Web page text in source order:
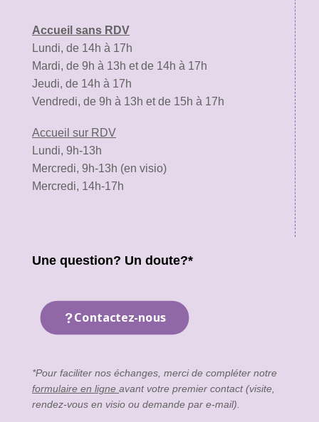
Accueil sans RDV
Lundi, de 14h à 17h
Mardi, de 9h à 13h et de 14h à 17h
Jeudi, de 14h à 17h
Vendredi, de 9h à 13h et de 15h à 17h
Accueil sur RDV
Lundi, 9h-13h
Mercredi, 9h-13h (en visio)
Mercredi, 14h-17h
Une question? Un doute?*
Contactez-nous
*Pour faciliter nos échanges, merci de compléter notre
formulaire en ligne avant votre premier contact (visite,
rendez-vous en visio ou demande par e-mail).